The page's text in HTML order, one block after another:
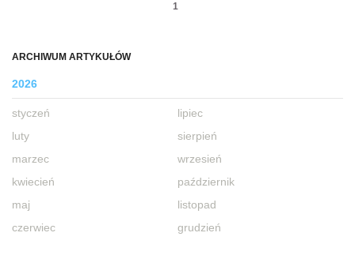
ARCHIWUM ARTYKUŁÓW
2026
styczeń
luty
marzec
kwiecień
maj
czerwiec
lipiec
sierpień
wrzesień
październik
listopad
grudzień
1